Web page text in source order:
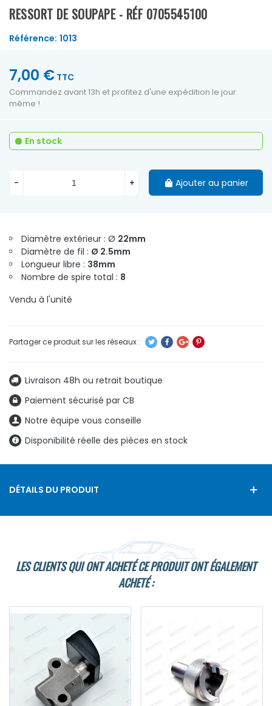
RESSORT DE SOUPAPE - RÉF 0705545100
Référence: 1013
Diamètre extérieur : Ø 22mm
Diamètre de fil : Ø 2.5mm
Longueur libre : 38mm
Nombre de spire total : 8
Vendu à l'unité
Livraison 48h ou retrait boutique
Paiement sécurisé par CB
Notre équipe vous conseille
Disponibilité réelle des pièces en stock
7,00 € TTC
Commandez avant 13h et profitez d'une expédition le jour
même !
En stock
- + Ajouter au panier
DÉTAILS DU PRODUIT
LES CLIENTS QUI ONT ACHETÉ CE PRODUIT ONT ÉGALEMENT
ACHETÉ :